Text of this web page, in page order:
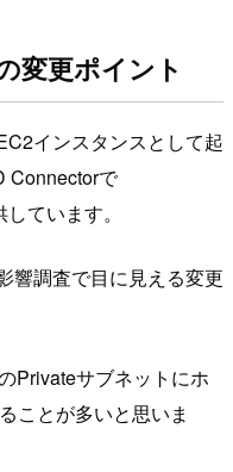
変更ポイント
インスタンスとして起
Connectorで
ています。
響調査で目に見える変更
Privateサブネットにホ
ことが多いと思いま